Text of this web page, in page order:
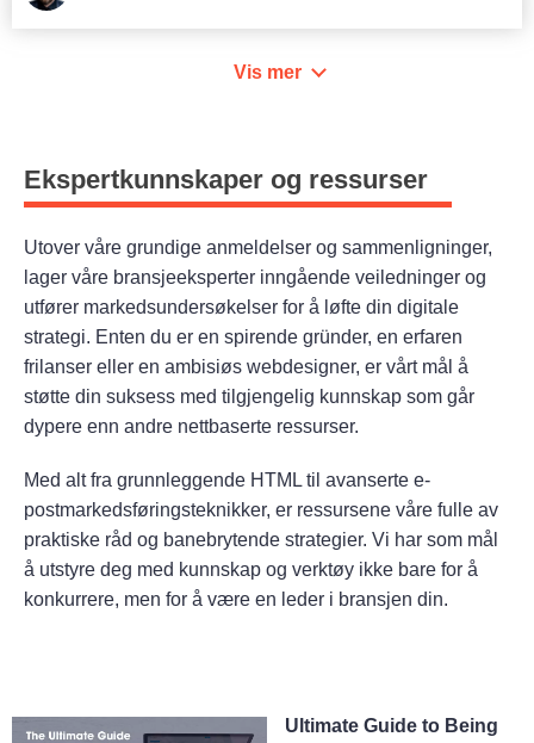
Vis mer
Ekspertkunnskaper og ressurser
Utover våre grundige anmeldelser og sammenligninger,
lager våre bransjeeksperter inngående veiledninger og
utfører markedsundersøkelser for å løfte din digitale
strategi. Enten du er en spirende gründer, en erfaren
frilanser eller en ambisiøs webdesigner, er vårt mål å
støtte din suksess med tilgjengelig kunnskap som går
dypere enn andre nettbaserte ressurser.
Med alt fra grunnleggende HTML til avanserte e-
postmarkedsføringsteknikker, er ressursene våre fulle av
praktiske råd og banebrytende strategier. Vi har som mål
å utstyre deg med kunnskap og verktøy ikke bare for å
konkurrere, men for å være en leder i bransjen din.
Ultimate Guide to Being